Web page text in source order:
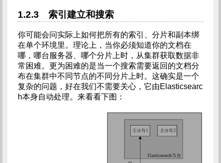
1.2.3 索引建立和搜索
你可能会问实际上如何把所有的索引、分片和副本绑
在单个环境里。理论上，当你必须知道你的文档在
哪，哪台服务器、哪个分片上时，从集群获取数据非
常困难。更为困难的是当一个搜索需要返回的文档分
布在集群中不同节点的不同分片上时。这确实是一个
复杂的问题，好在我们不需要关心，它由Elasticsearc
h本身自动处理。来看看下图：